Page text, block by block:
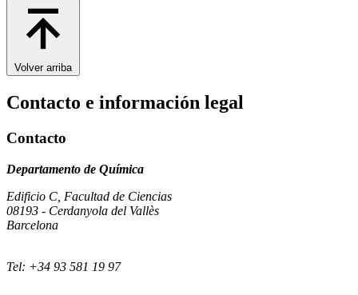
Volver arriba
Contacto e información legal
Contacto
Departamento de Química
Edificio C, Facultad de Ciencias
08193 - Cerdanyola del Vallès
Barcelona
Tel: +34 93 581 19 97